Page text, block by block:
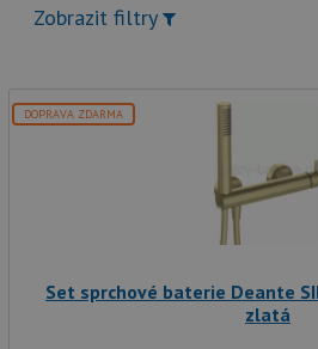
Zobrazit filtry
DOPRAVA ZDARMA
Set sprchové baterie Deante
zlatá